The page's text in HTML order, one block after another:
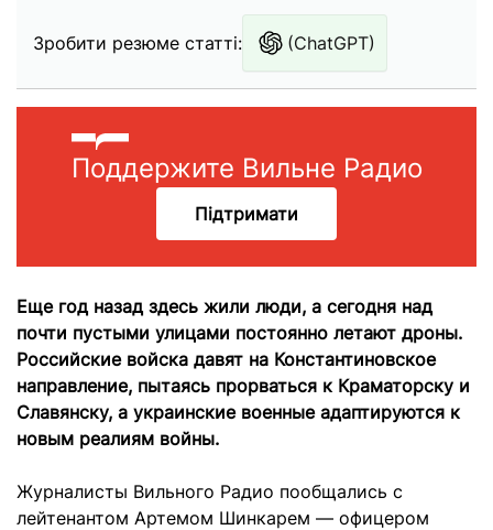
Зробити резюме статті: (ChatGPT)
Поддержите Вильне Радио
Підтримати
Еще год назад здесь жили люди, а сегодня над
почти пустыми улицами постоянно летают дроны.
Российские войска давят на Константиновское
направление, пытаясь прорваться к Краматорску и
Славянску, а украинские военные адаптируются к
новым реалиям войны.
Журналисты Вильного Радио пообщались с
лейтенантом Артемом Шинкарем — офицером